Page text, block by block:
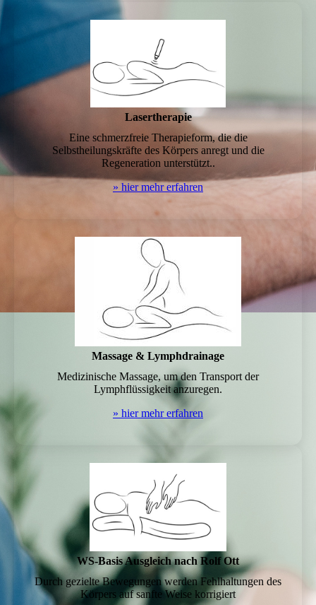
Lasertherapie
Eine schmerzfreie Therapieform, die die
Selbstheilungskräfte des Körpers anregt und die
Regeneration unterstützt..
» hier mehr erfahren
Massage & Lymphdrainage
Medizinische Massage, um den Transport der
Lymphflüssigkeit anzuregen.
» hier mehr erfahren
WS-Basis Ausgleich nach Rolf Ott
Durch gezielte Bewegungen werden Fehlhaltungen des
Körpers auf sanfte Weise korrigiert